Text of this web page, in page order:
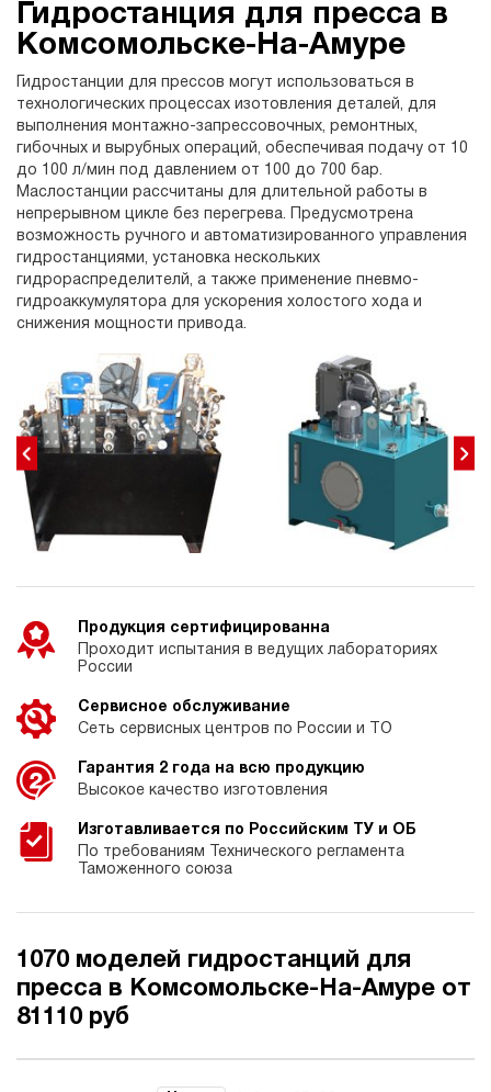
Гидростанция для пресса в
Комсомольске-На-Амуре
Гидростанции для прессов могут использоваться в
технологических процессах изотовления деталей, для
выполнения монтажно-запрессовочных, ремонтных,
гибочных и вырубных операций, обеспечивая подачу от 10
до 100 л/мин под давлением от 100 до 700 бар.
Маслостанции рассчитаны для длительной работы в
непрерывном цикле без перегрева. Предусмотрена
возможность ручного и автоматизированного управления
гидростанциями, установка нескольких
гидрораспределителй, а также применение пневмо-
гидроаккумулятора для ускорения холостого хода и
снижения мощности привода.
Продукция сертифицированна
Проходит испытания в ведущих лабораториях
России
Сервисное обслуживание
Сеть сервисных центров по России и ТО
Гарантия 2 года на всю продукцию
Высокое качество изготовления
Изготавливается по Российским ТУ и ОБ
По требованиям Технического регламента
Таможенного союза
1070 моделей гидростанций для
пресса в Комсомольске-На-Амуре от
81110 руб